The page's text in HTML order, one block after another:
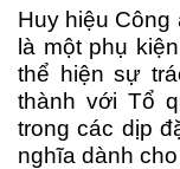
Huy hiệu Công
là một phụ
thể hiện sự
thành với Tổ
trong các dịp
nghĩa dành